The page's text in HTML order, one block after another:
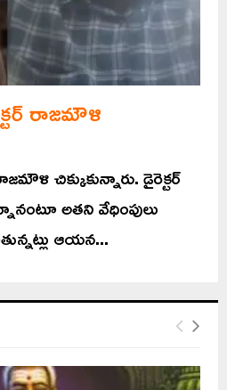
రాజమౌళి
చిక్కుకున్నారు. డైరెక్టర్‌
అతని వేధింపులు
ఆయన...